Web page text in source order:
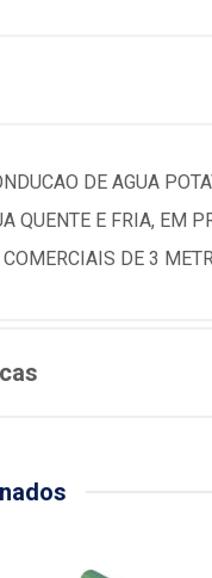
DE AGUA
QUENTE E FRIA, EM
DE 3